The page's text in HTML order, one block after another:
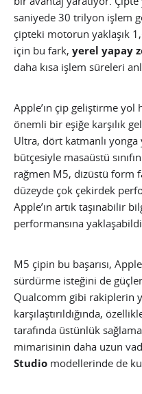
saniyede 30 trilyon işlem
çipteki motorun yaklaşık
için bu fark, yerel yapay
daha kısa işlem süreleri
Apple’ın çip geliştirme yol
önemli bir eşiğe karşılık
Ultra, dört katmanlı yonga
bütçesiyle masaüstü
rağmen M5, dizüstü form
düzeyde çok çekirdek
Apple’ın artık taşınabilir
performansına
M5 çipin bu başarısı,
sürdürme isteğini de
Qualcomm gibi rakiplerin
karşılaştırıldığında,
tarafında üstünlük
mimarisinin daha uzun
Studio modellerinde de